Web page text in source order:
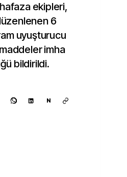
ekipleri,
6
uyuşturucu
imha
bildirildi.
N